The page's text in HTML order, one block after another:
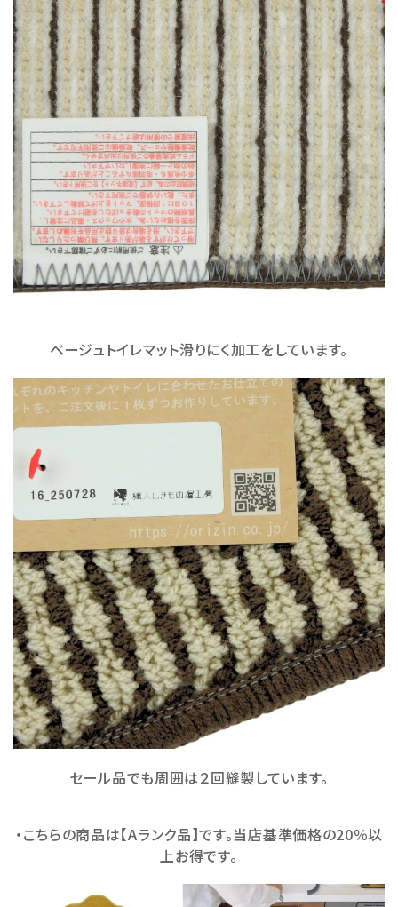
ベージュトイレマット滑りにく加工をしています。
セール品でも周囲は２回縫製しています。
・こちらの商品は【Aランク品】です。当店基準価格の20％以
上お得です。